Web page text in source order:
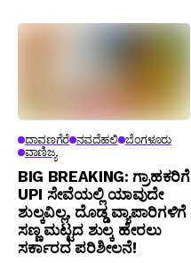
ದಾವಣಗೆರೆ ನವದೆಹಲಿ ಬೆಂಗಳೂರು
ವಾಣಿಜ್ಯ
BIG BREAKING: ಗ್ರಾಹಕರಿಗೆ
UPI ಸೇವೆಯಲ್ಲಿ ಯಾವುದೇ
ಶುಲ್ಕವಿಲ್ಲ, ದೊಡ್ಡ ವ್ಯಾಪಾರಿಗಳಿಗೆ
ಸಣ್ಣ ಮಟ್ಟದ ಶುಲ್ಕ ಹೇರಲು
ಸರ್ಕಾರದ ಪರಿಶೀಲನೆ!